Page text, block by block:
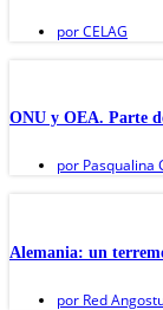
porCELAG
ONU y OEA. Parte
por Pasqualina
Alemania: un
por Red